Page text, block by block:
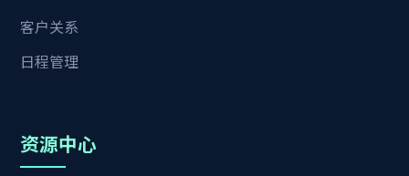
客户关系
日程管理
资源中心